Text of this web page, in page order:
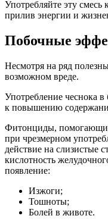
Употребляйте эту смесь
прилив энергии и
Побочные
Несмотря на ряд
возможном вреде.
Употребление чеснока
к повышению
Фитонциды,
при чрезмерном
действие на слизистые
кислотность
появление:
Изжоги;
Тошноты;
Болей в животе.